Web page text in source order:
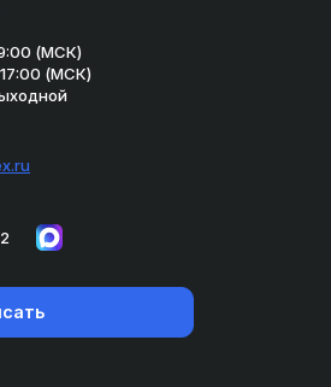
(МСК)
(МСК)